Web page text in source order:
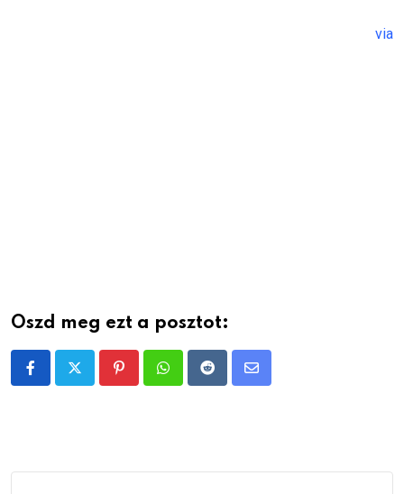
via
Oszd meg ezt a posztot:
PinterestWhatsappRedditShare